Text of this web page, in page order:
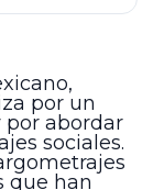
por un
abordar
sociales.
que han